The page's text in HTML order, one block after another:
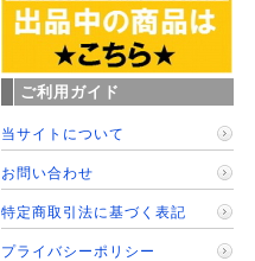
ご利用ガイド
当サイトについて
お問い合わせ
特定商取引法に基づく表記
プライバシーポリシー